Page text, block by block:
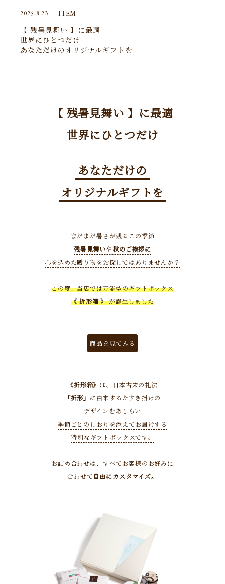
2025.8.23 ITEM
【 残暑見舞い 】に最適
世界にひとつだけ
あなただけのオリジナルギフトを
【 残暑見舞い 】に最適
世界にひとつだけ
あなただけの
オリジナルギフトを
まだまだ暑さが残るこの季節
残暑見舞いや秋のご挨拶に
心を込めた贈り物をお探しではありませんか？
この度、当店では万能型のギフトボックス
《 折形箱 》が誕生しました
商品を見てみる
《折形箱》 は、日本古来の礼法
「折形」 に由来するたすき掛けの
デザインをあしらい
季節ごとのしおりを添えてお届けする
特別なギフトボックスです。
お詰め合わせは、すべてお客様のお好みに
合わせて自由にカスタマイズ。